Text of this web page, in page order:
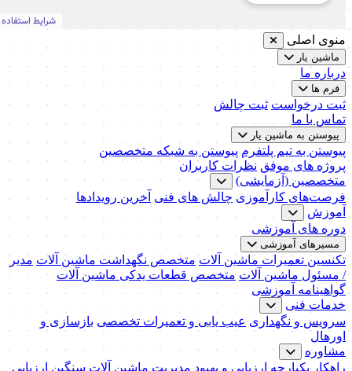
منوی اصلی
ماشین یار
درباره ما
فرم ها
ثبت درخواست ثبت چالش
تماس با ما
پیوستن به ماشین یار
پیوستن به تیم پلتفرم پیوستن به شبکه متخصصین
پروژه های موفق نظرات کاربران
متخصصین (آزمایشی)
فرصت‌های کارآموزی چالش های فنی آخرین رویدادها
آموزش
دوره های آموزشی
مسیرهای آموزشی
تکنسین تعمیرات ماشین آلات متخصص نگهداشت ماشین آلات مدیر
/ مسئول ماشین آلات متخصص قطعات یدکی ماشین آلات
گواهینامه آموزشی
خدمات فنی
سرویس و نگهداری عیب یابی و تعمیرات تخصصی بازسازی و
اورهال
مشاوره
راهکار یکپارچه ارزیابی و بهبود مدیریت ماشین آلات سنگین ارزیابی